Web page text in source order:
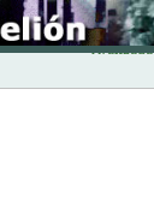
Avanzada